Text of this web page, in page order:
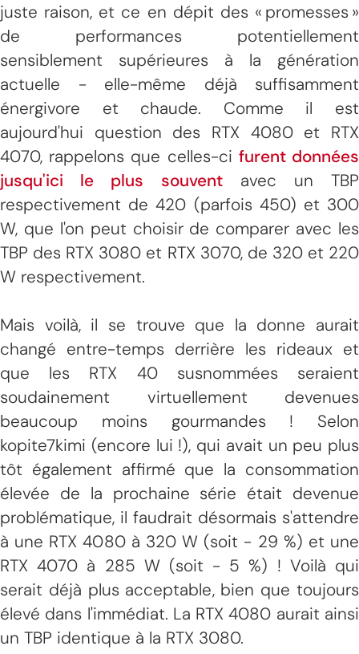
juste raison, et ce en dépit des « promesses »
de performances potentiellement
sensiblement supérieures à la génération
actuelle - elle-même déjà suffisamment
énergivore et chaude. Comme il est
aujourd'hui question des RTX 4080 et RTX
4070, rappelons que celles-ci furent données
jusqu'ici le plus souventavec un TBP
respectivement de 420 (parfois 450) et 300
W, que l'on peut choisir de comparer avec les
TBP des RTX 3080 et RTX 3070, de 320 et 220
W respectivement.
Mais voilà, il se trouve que la donne aurait
changé entre-temps derrière les rideaux et
que les RTX 40 susnommées seraient
soudainement virtuellement devenues
beaucoup moins gourmandes ! Selon
kopite7kimi (encore lui !), qui avait un peu plus
tôt également affirmé que la consommation
élevée de la prochaine série était devenue
problématique, il faudrait désormais s'attendre
à une RTX 4080 à 320 W (soit - 29 %) et une
RTX 4070 à 285 W (soit - 5 %) ! Voilà qui
serait déjà plus acceptable, bien que toujours
élevé dans l'immédiat. La RTX 4080 aurait ainsi
un TBP identique à la RTX 3080.